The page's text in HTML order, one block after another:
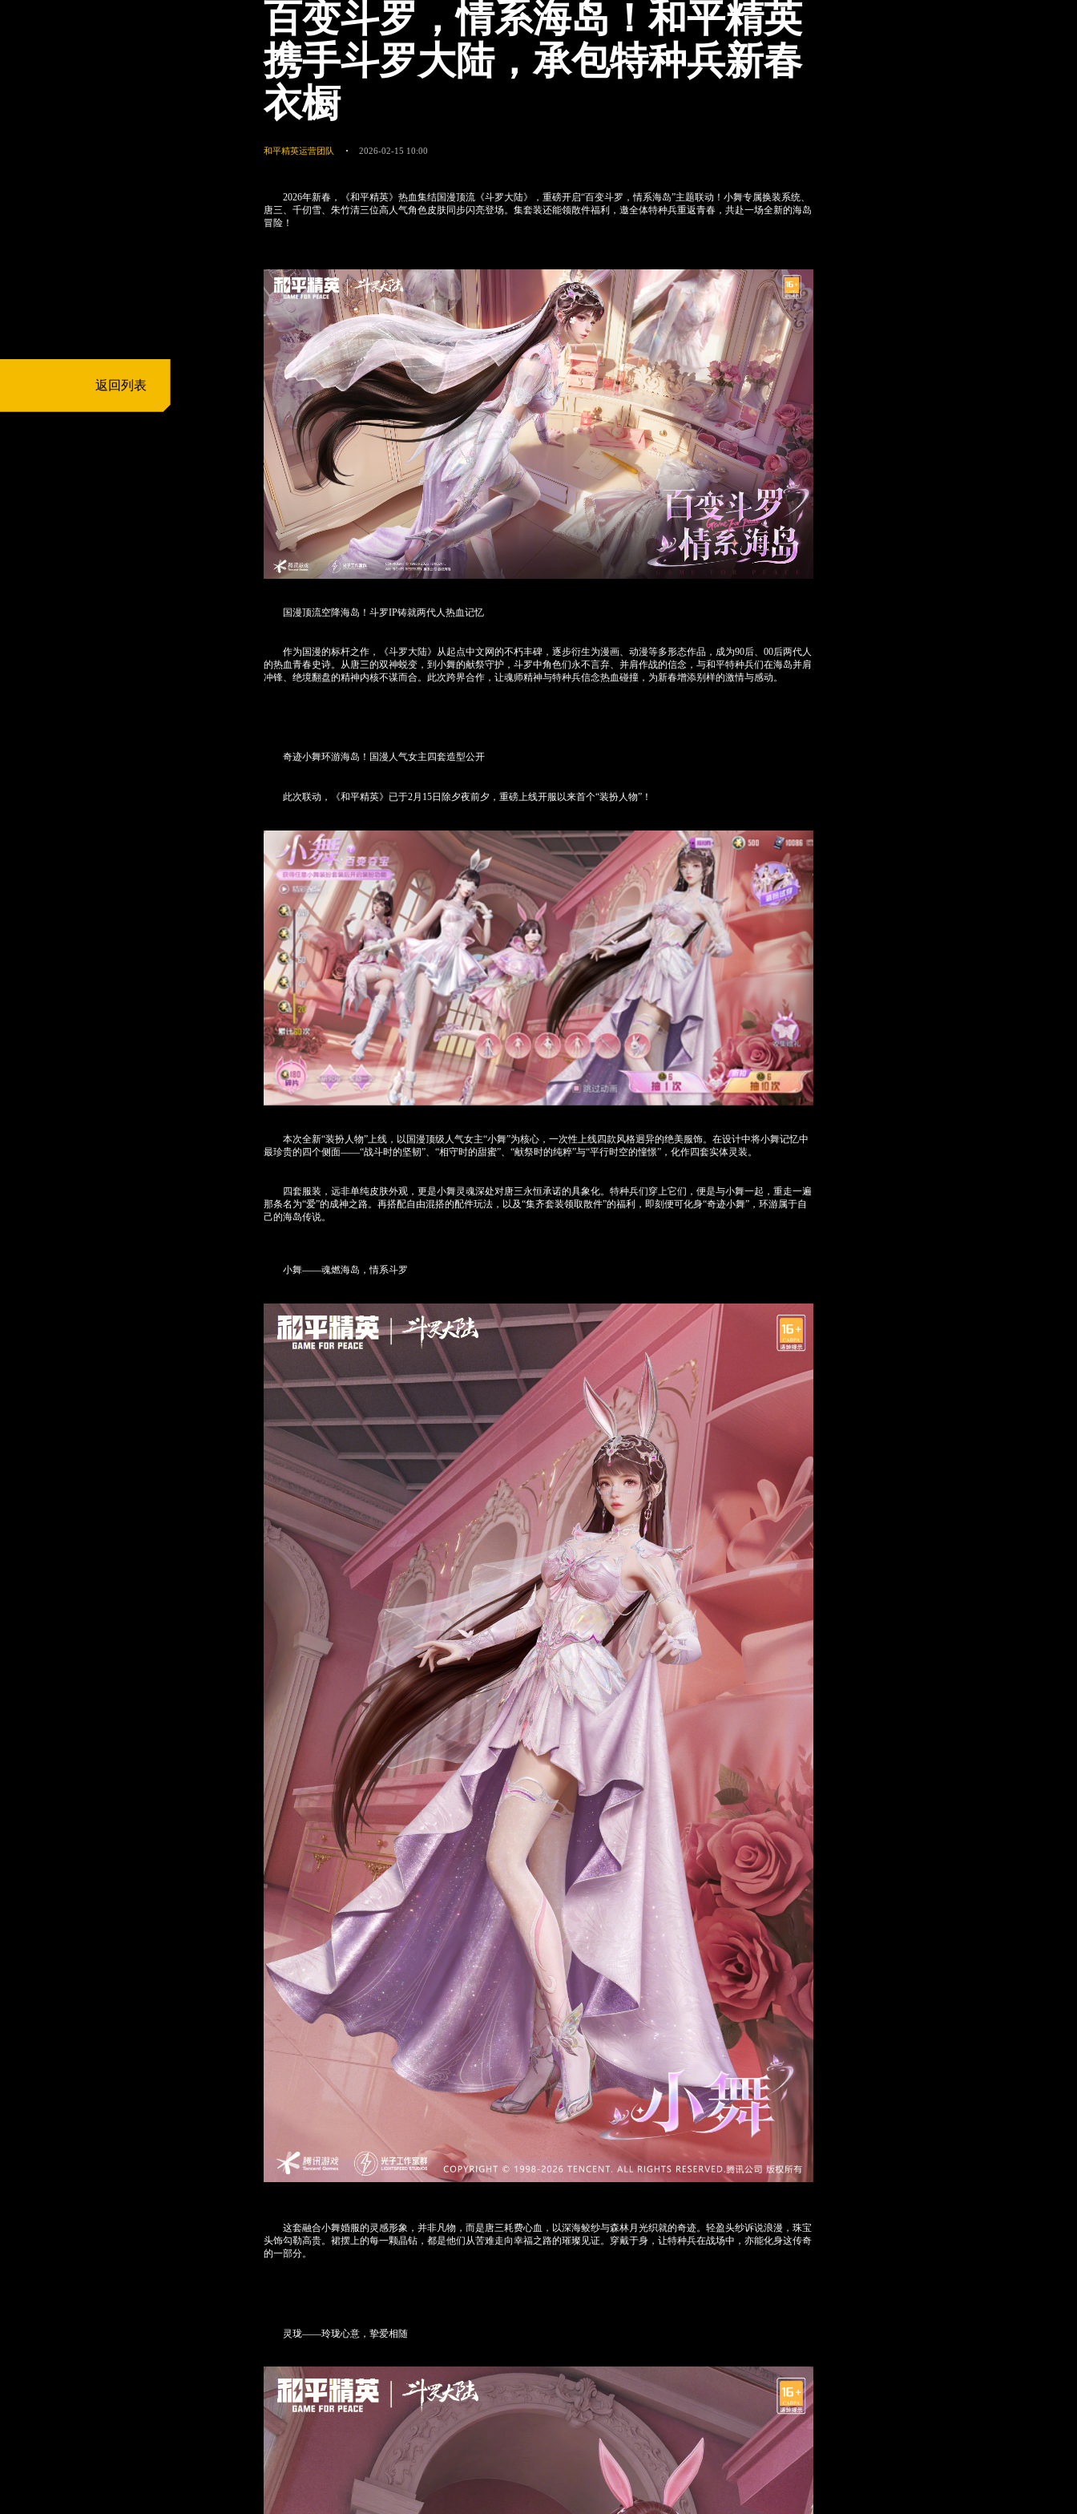
返回列表
百变斗罗，情系海岛！和平精英
携手斗罗大陆，承包特种兵新春
衣橱
和平精英运营团队 2026-02-15 10:00
2026年新春，《和平精英》热血集结国漫顶流《斗罗大陆》，重磅开启“百变斗罗，情系海岛”主题联动！小舞专属换装系统、
唐三、千仞雪、朱竹清三位高人气角色皮肤同步闪亮登场。集套装还能领散件福利，邀全体特种兵重返青春，共赴一场全新的海岛
冒险！
国漫顶流空降海岛！斗罗IP铸就两代人热血记忆
作为国漫的标杆之作，《斗罗大陆》从起点中文网的不朽丰碑，逐步衍生为漫画、动漫等多形态作品，成为90后、00后两代人
的热血青春史诗。从唐三的双神蜕变，到小舞的献祭守护，斗罗中角色们永不言弃、并肩作战的信念，与和平特种兵们在海岛并肩
冲锋、绝境翻盘的精神内核不谋而合。此次跨界合作，让魂师精神与特种兵信念热血碰撞，为新春增添别样的激情与感动。
奇迹小舞环游海岛！国漫人气女主四套造型公开
此次联动，《和平精英》已于2月15日除夕夜前夕，重磅上线开服以来首个“装扮人物”！
本次全新“装扮人物”上线，以国漫顶级人气女主“小舞”为核心，一次性上线四款风格迥异的绝美服饰。在设计中将小舞记忆中
最珍贵的四个侧面——“战斗时的坚韧”、“相守时的甜蜜”、“献祭时的纯粹”与“平行时空的憧憬”，化作四套实体灵装。
四套服装，远非单纯皮肤外观，更是小舞灵魂深处对唐三永恒承诺的具象化。特种兵们穿上它们，便是与小舞一起，重走一遍
那条名为“爱”的成神之路。再搭配自由混搭的配件玩法，以及“集齐套装领取散件”的福利，即刻便可化身“奇迹小舞”，环游属于自
己的海岛传说。
小舞——魂燃海岛，情系斗罗
这套融合小舞婚服的灵感形象，并非凡物，而是唐三耗费心血，以深海鲛纱与森林月光织就的奇迹。轻盈头纱诉说浪漫，珠宝
头饰勾勒高贵。裙摆上的每一颗晶钻，都是他们从苦难走向幸福之路的璀璨见证。穿戴于身，让特种兵在战场中，亦能化身这传奇
的一部分。
灵珑——玲珑心意，挚爱相随